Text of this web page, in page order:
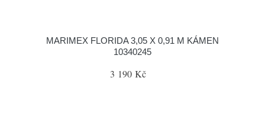
MARIMEX FLORIDA 3,05 X 0,91 M KÁMEN
10340245
3 190 Kč